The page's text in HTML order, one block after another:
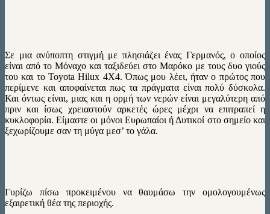
Σε μια ανύποπτη στιγμή με πλησιάζει ένας Γερμανός, ο οποίος
είναι από το Μόναχο και ταξιδεύει στο Μαρόκο με τους δυο γιούς
του και το Toyota Hilux 4Χ4. Όπως μου λέει, ήταν ο πρώτος που
περίμενε και αποφαίνεται πως τα πράγματα είναι πολύ δύσκολα.
Και όντως είναι, μιας και η ορμή των νερών είναι μεγαλύτερη από
πριν και ίσως χρειαστούν αρκετές ώρες μέχρι να επιτραπεί η
κυκλοφορία. Είμαστε οι μόνοι Ευρωπαίοι ή Δυτικοί στο σημείο και
ξεχωρίζουμε σαν τη μύγα μεσ’ το γάλα.
Γυρίζω πίσω προκειμένου να θαυμάσω την ομολογουμένως
εξαιρετική θέα της περιοχής.